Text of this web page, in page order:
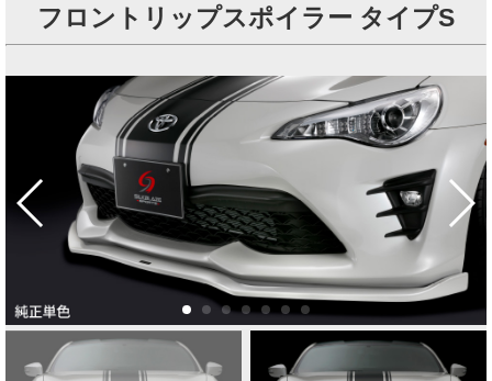
フロントリップスポイラー タイプS